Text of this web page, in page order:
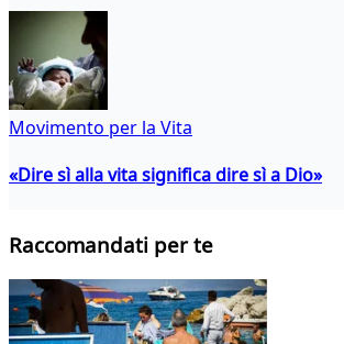
Movimento per la Vita
«Dire sì alla vita significa dire sì a Dio»
Raccomandati per te